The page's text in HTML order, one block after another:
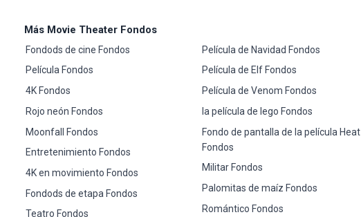
Más Movie Theater Fondos
Fondods de cine Fondos
Película Fondos
4K Fondos
Rojo neón Fondos
Moonfall Fondos
Entretenimiento Fondos
4K en movimiento Fondos
Fondods de etapa Fondos
Teatro Fondos
Película de Navidad Fondos
Película de Elf Fondos
Película de Venom Fondos
la película de lego Fondos
Fondo de pantalla de la película Heat
Fondos
Militar Fondos
Palomitas de maíz Fondos
Romántico Fondos